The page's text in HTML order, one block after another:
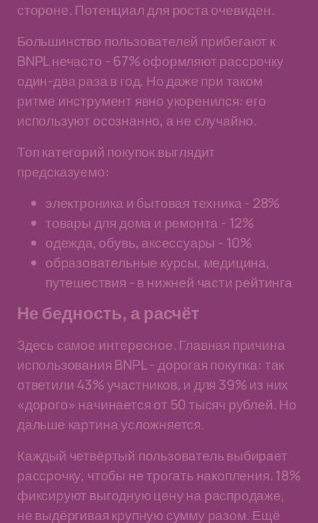
стороне. Потенциал для роста очевиден.
Большинство пользователей прибегают к
BNPL нечасто - 67% оформляют рассрочку
один-два раза в год. Но даже при таком
ритме инструмент явно укоренился: его
используют осознанно, а не случайно.
Топ категорий покупок выглядит
предсказуемо:
электроника и бытовая техника - 28%
товары для дома и ремонта - 12%
одежда, обувь, аксессуары - 10%
образовательные курсы, медицина,
путешествия - в нижней части рейтинга
Не бедность, а расчёт
Здесь самое интересное. Главная причина
использования BNPL - дорогая покупка: так
ответили 43% участников, и для 39% из них
«дорого» начинается от 50 тысяч рублей. Но
дальше картина усложняется.
Каждый четвёртый пользователь выбирает
рассрочку, чтобы не трогать накопления. 18%
фиксируют выгодную цену на распродаже,
не выдёргивая крупную сумму разом. Ещё